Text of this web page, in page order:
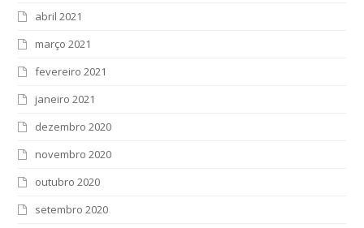
abril 2021
março 2021
fevereiro 2021
janeiro 2021
dezembro 2020
novembro 2020
outubro 2020
setembro 2020